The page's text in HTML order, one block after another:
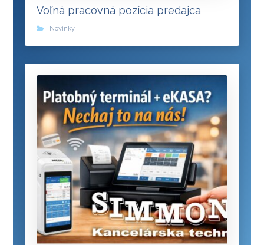
Voľná pracovná pozícia predajca
Novinky